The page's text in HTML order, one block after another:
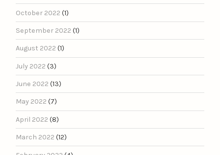
October 2022 (1)
September 2022 (1)
August 2022 (1)
July 2022 (3)
June 2022 (13)
May 2022 (7)
April 2022 (8)
March 2022 (12)